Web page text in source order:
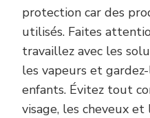
protection car des
utilisés. Faites
travaillez avec les
les vapeurs et
enfants. Évitez tout
visage, les cheveux et